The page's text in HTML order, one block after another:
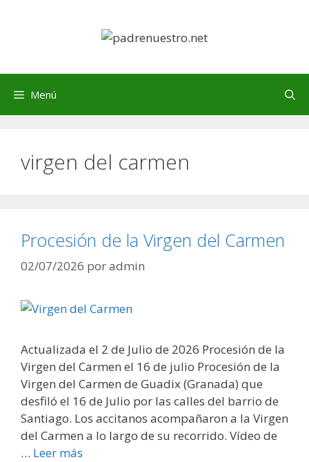
Menú
virgen del carmen
Procesión de la Virgen del Carmen
02/07/2026 poradmin
Actualizada el 2 de Julio de 2026 Procesión de la
Virgen del Carmen el 16 de julio Procesión de la
Virgen del Carmen de Guadix (Granada) que
desfiló el 16 de Julio por las calles del barrio de
Santiago. Los accitanos acompañaron a la Virgen
del Carmen a lo largo de su recorrido. Vídeo de
… Leer más